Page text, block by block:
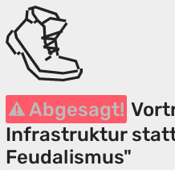
Abgesagt!
Infrastruktur
Feudalismus"